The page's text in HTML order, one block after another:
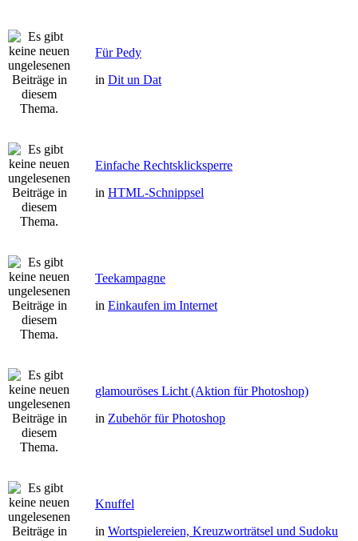
Für Pedy
in Dit un Dat
Einfache Rechtsklicksperre
in HTML-Schnippsel
Teekampagne
in Einkaufen im Internet
glamouröses Licht (Aktion für Photoshop)
in Zubehör für Photoshop
Knuffel
in Wortspielereien, Kreuzworträtsel und Sudoku